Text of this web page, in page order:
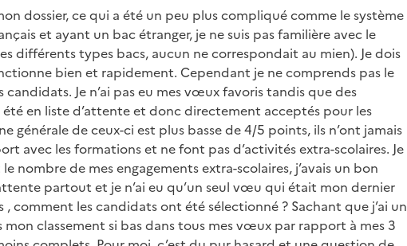
dossier, ce qui a été un peu plus compliqué comme le système
et ayant un bac étranger, je ne suis pas familière avec le
différents types bacs, aucun ne correspondait au mien). Je dois
bien et rapidement. Cependant je ne comprends pas le
candidats. Je n’ai pas eu mes vœux favoris tandis que des
été en liste d’attente et donc directement acceptés pour les
générale de ceux-ci est plus basse de 4/5 points, ils n’ont jamais
avec les formations et ne font pas d’activités extra-scolaires. Je
nombre de mes engagements extra-scolaires, j’avais un bon
partout et je n’ai eu qu’un seul vœu qui était mon dernier
, comment les candidats ont été sélectionné ? Sachant que j’ai un
classement si bas dans tous mes vœux par rapport à mes 3